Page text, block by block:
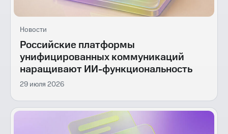
Новости
Российские платформы
унифицированных коммуникаций
наращивают ИИ-функциональность
29 июля 2026